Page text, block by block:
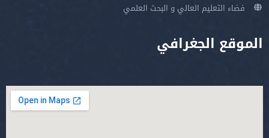
فضاء التعليم العالي و البحث العلمي
الموقع الجغرافي